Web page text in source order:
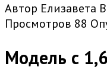
Автор Елизавета
Просмотров 88
Модель с